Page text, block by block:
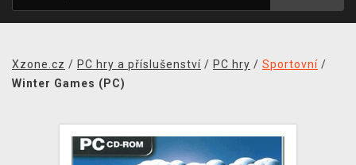
TÉMATIKY
MERCHANDISE
Xzone.cz / PC hry a příslušenství / PC hry / Sportovní /
Winter Games (PC)